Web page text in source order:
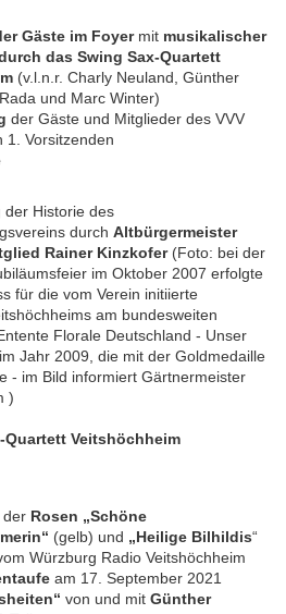
Gäste im Foyermit musikalischer
das Swing Sax-Quartett
(v.l.n.r. Charly Neuland, Günther
und Marc Winter)
der Gäste und Mitglieder des VVV
1. Vorsitzenden
der Historie des
durch Altbürgermeister
Rainer Kinzkofer (Foto: bei der
im Oktober 2007 erfolgte
für die vom Verein initiierte
am bundesweiten
Florale Deutschland - Unser
Jahr 2009, die mit der Goldmedaille
- im Bild informiert Gärtnermeister
)
Quartett Veitshöchheim
der Rosen „Schöne
(gelb) und „Heilige Bilhildis“
Würzburg Radio Veitshöchheim
am 17. September 2021
von und mit Günther